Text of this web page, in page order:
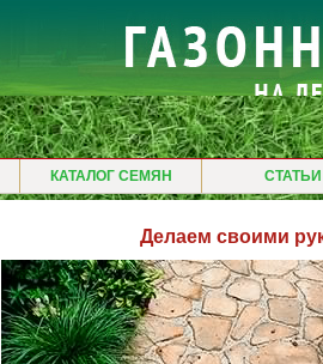
КАТАЛОГ СЕМЯН СТАТЬИ
Делаем своими